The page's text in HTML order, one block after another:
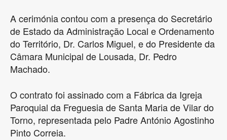
A cerimónia contou com a presença do Secretário
de Estado da Administração Local e Ordenamento
do Território, Dr. Carlos Miguel, e do Presidente da
Câmara Municipal de Lousada, Dr. Pedro
Machado.
O contrato foi assinado com a Fábrica da Igreja
Paroquial da Freguesia de Santa Maria de Vilar do
Torno, representada pelo Padre António Agostinho
Pinto Correia.